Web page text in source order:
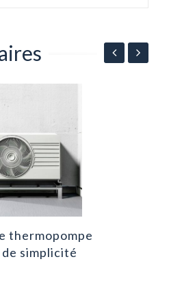
thermopompe
simplicité